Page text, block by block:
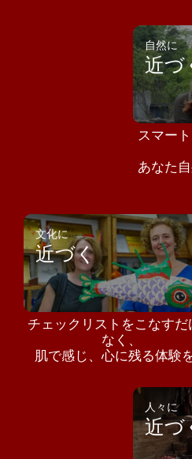
自然に
近づ
スマー
あなた
文化に
近づく
チェックリストをこなすだ
なく、
肌で感じ、心に残る体験を
人々に
近づ